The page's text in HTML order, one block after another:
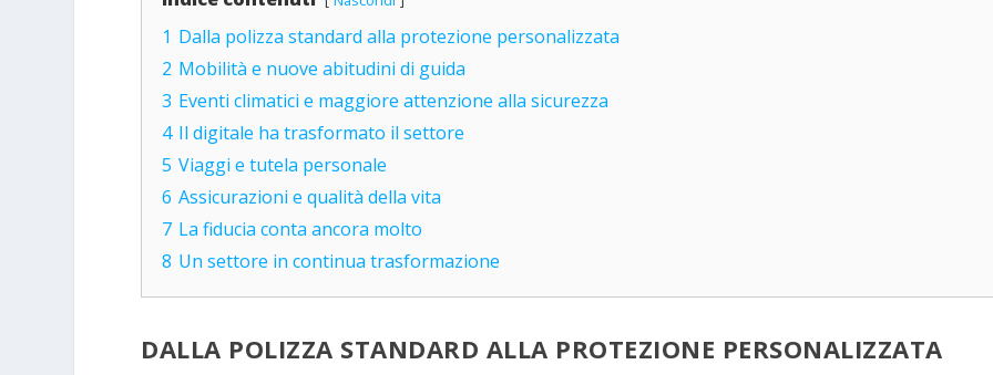
1 Dalla polizza standard alla protezione personalizzata
2 Mobilità e nuove abitudini di guida
3 Eventi climatici e maggiore attenzione alla sicurezza
4 Il digitale ha trasformato il settore
5 Viaggi e tutela personale
6 Assicurazioni e qualità della vita
7 La fiducia conta ancora molto
8 Un settore in continua trasformazione
DALLA POLIZZA STANDARD ALLA PROTEZIONE PERSONALIZZATA